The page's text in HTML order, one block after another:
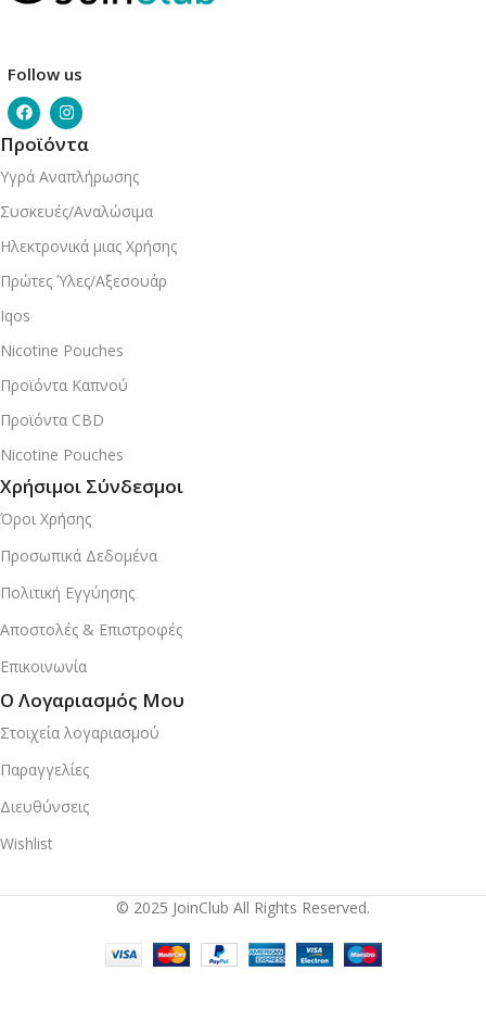
Follow us
Προϊόντα
Υγρά Αναπλήρωσης
Συσκευές/Αναλώσιμα
Ηλεκτρονικά μιας Χρήσης
Πρώτες Ύλες/Αξεσουάρ
Iqos
Nicotine Pouches
Προϊόντα Καπνού
Προϊόντα CBD
Nicotine Pouches
Χρήσιμοι Σύνδεσμοι
Όροι Χρήσης
Προσωπικά Δεδομένα
Πολιτική Εγγύησης
Αποστολές & Επιστροφές
Επικοινωνία
Ο Λογαριασμός Μου
Στοιχεία λογαριασμού
Παραγγελίες
Διευθύνσεις
Wishlist
© 2025 JoinClub All Rights Reserved.